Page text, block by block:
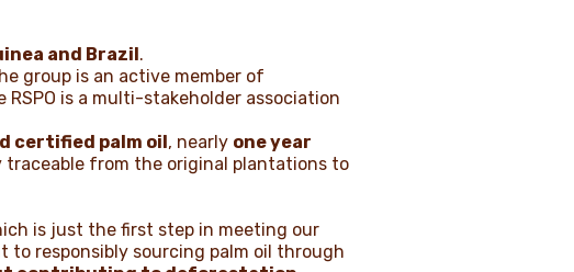
and Brazil.
group is an active member of
RSPO is a multi-stakeholder association
certified palm oil, nearly one year
traceable from the original plantations to
is just the first step in meeting our
to responsibly sourcing palm oil through